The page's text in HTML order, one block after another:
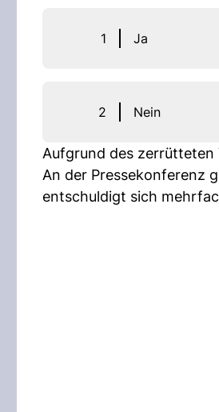
1 Ja
2 Nein
Aufgrund des zerrütteten
An der Pressekonferenz
entschuldigt sich